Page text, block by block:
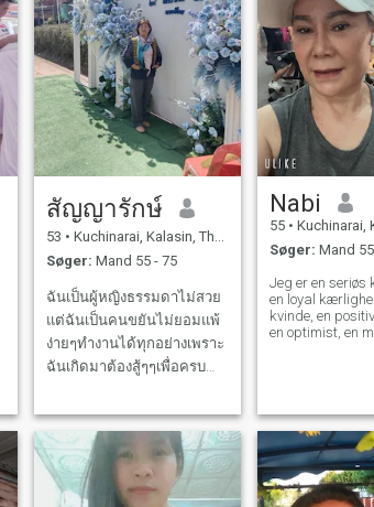
สัญญารักษ์
53 • Kuchinarai, Kalasin, Thailand
Søger: Mand 55 - 75
ฉันเป็นผู้หญิงธรรมดาไม่สวย
แต่ฉันเป็นคนขยันไม่ยอมแพ้
ง่ายๆทำงานได้ทุกอย่างเพราะ
ฉันเกิดมาต้องสู้ๆๆเพื่อครบ
Nabi
55 • Kuchinarai,
Søger: Mand
Jeg er en seriøs
en loyal
kvinde, en
en optimist, en